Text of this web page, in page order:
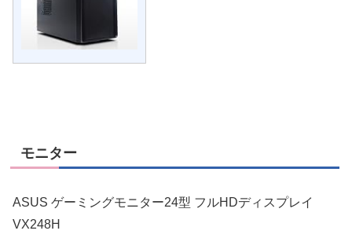
モニター
ASUS ゲーミングモニター24型 フルHDディスプレイ
VX248H